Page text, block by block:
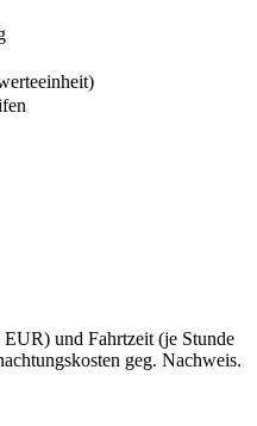
und Fahrtzeit (je Stunde
geg. Nachweis.